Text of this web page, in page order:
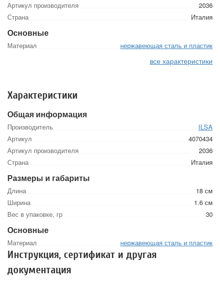
Артикул производителя
2036
Страна
Италия
Основные
Материал нержавеющая сталь и пластик
все характеристики
Характеристики
Общая информация
Производитель
ILSA
Артикул
4070434
Артикул производителя
2036
Страна
Италия
Размеры и габариты
Длина
18 см
Ширина
1.6 см
Вес в упаковке, гр
30
Основные
Материал нержавеющая сталь и пластик
Инструкция, сертификат и другая
документация